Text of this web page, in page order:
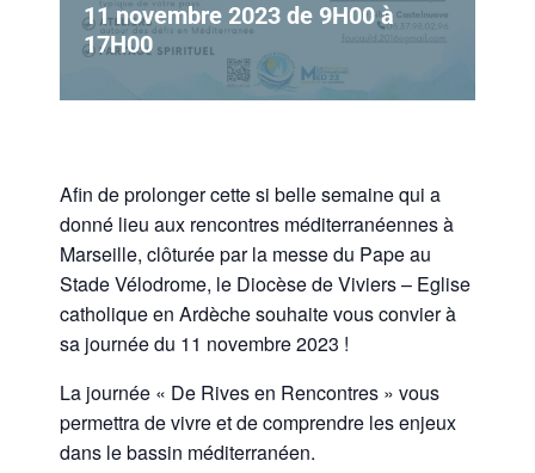
11 novembre 2023 de 9H00à
17H00
Afin de prolonger cette si belle semaine qui a
donné lieu aux rencontres méditerranéennes à
Marseille, clôturée par la messe du Pape au
Stade Vélodrome, le Diocèse de Viviers – Eglise
catholique en Ardèchesouhaite vous convier à
sa journée du 11 novembre 2023 !
La journée « De Rives en Rencontres » vous
permettra de vivre et de comprendre les enjeux
dans le bassin méditerranéen.